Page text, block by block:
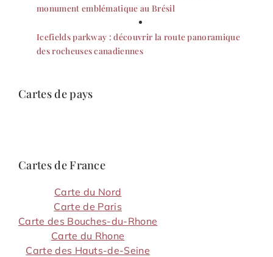
monument emblématique au Brésil
Icefields parkway : découvrir la route panoramique
des rocheuses canadiennes
Cartes de pays
Cartes de France
Carte du Nord
Carte de Paris
Carte des Bouches-du-Rhone
Carte du Rhone
Carte des Hauts-de-Seine